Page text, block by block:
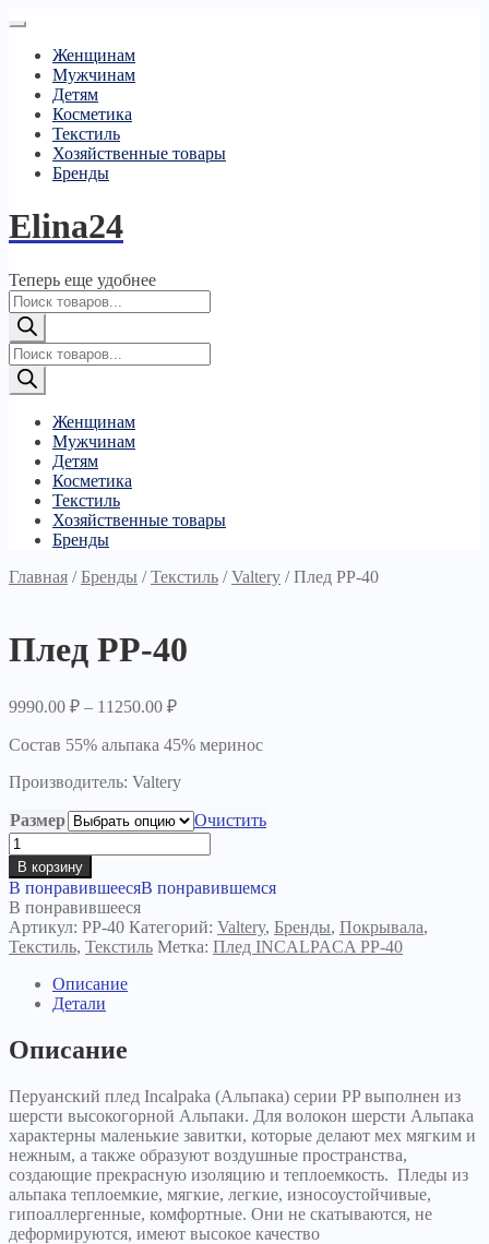
Женщинам
Мужчинам
Детям
Косметика
Текстиль
Хозяйственные товары
Бренды
Elina24
Теперь еще удобнее
Поиск
товаров
Поиск
товаров
Женщинам
Мужчинам
Детям
Косметика
Текстиль
Хозяйственные товары
Бренды
Главная /Бренды /Текстиль /Valtery /Плед PP-40
Плед PP-40
9990.00 ₽ – 11250.00 ₽
Состав 55% альпака 45% меринос
Производитель: Valtery
Размер
Очистить
Количество
товара
Плед
PP-
40
В корзину
В понравившеесяВ понравившемся
В понравившееся
Артикул: PP-40 Категорий: Valtery, Бренды, Покрывала,
Текстиль, Текстиль Метка: Плед INCALPACA PP-40
Описание
Детали
Описание
Перуанский плед Incalpaka (Альпака) серии PP выполнен из
шерсти высокогорной Альпаки. Для волокон шерсти Альпака
характерны маленькие завитки, которые делают мех мягким и
нежным, а также образуют воздушные пространства,
создающие прекрасную изоляцию и теплоемкость. Пледы из
альпака теплоемкие, мягкие, легкие, износоустойчивые,
гипоаллергенные, комфортные. Они не скатываются, не
деформируются, имеют высокое качество